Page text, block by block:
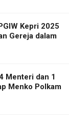
Kepri 2025
Gereja dalam
Menteri dan 1
Menko Polkam